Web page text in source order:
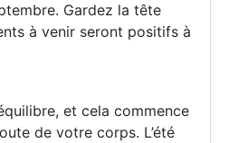
Gardez la tête
à venir seront positifs à
et cela commence
de votre corps. L’été